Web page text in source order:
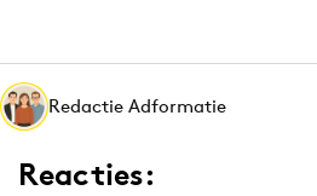
Interne communicatie
Martech
Merkstrategie
Redactie Adformatie
Reacties: